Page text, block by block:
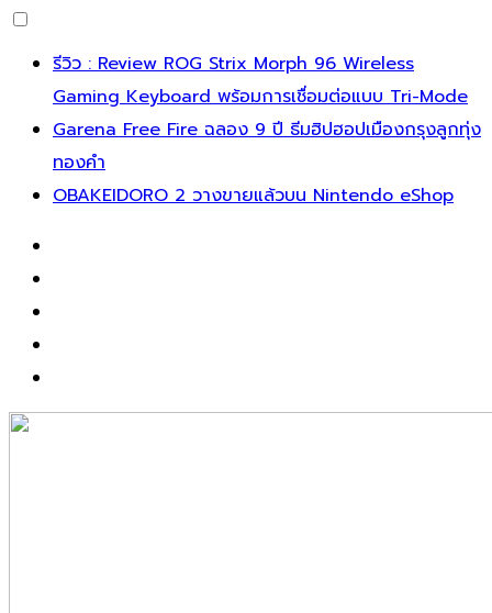
Skip
content
รีวิว : Review ROG Strix Morph 96 Wireless
Gaming Keyboard พร้อมการเชื่อมต่อแบบ Tri-Mode
Garena Free Fire ฉลอง 9 ปี ธีมฮิปฮอปเมืองกรุงลูกทุ่ง
ทองคำ
OBAKEIDORO 2 วางขายแล้วบน Nintendo eShop